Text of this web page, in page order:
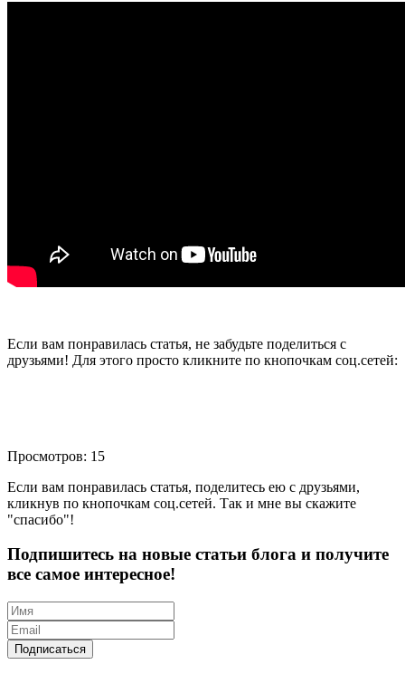
Если вам понравилась статья, не забудьте поделиться с
друзьями! Для этого просто кликните по кнопочкам соц.сетей:
Просмотров: 15
Если вам понравилась статья, поделитесь ею с друзьями,
кликнув по кнопочкам соц.сетей. Так и мне вы скажите
"спасибо"!
Подпишитесь на новые статьи блога и получите
все самое интересное!